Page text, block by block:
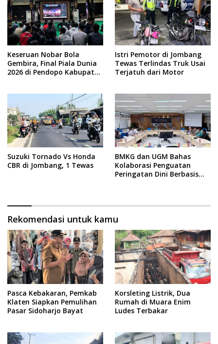
Keseruan Nobar Bola
Gembira, Final Piala Dunia
2026 di Pendopo Kabupaten
Istri Pemotor di Jombang
Tewas Terlindas Truk Usai
Terjatuh dari Motor
Suzuki Tornado Vs Honda
CBR di Jombang, 1 Tewas
BMKG dan UGM Bahas
Kolaborasi Penguatan
Peringatan Dini Berbasis
Rekomendasi untuk kamu
Pasca Kebakaran, Pemkab
Klaten Siapkan Pemulihan
Pasar Sidoharjo Bayat
Korsleting Listrik, Dua
Rumah di Muara Enim
Ludes Terbakar